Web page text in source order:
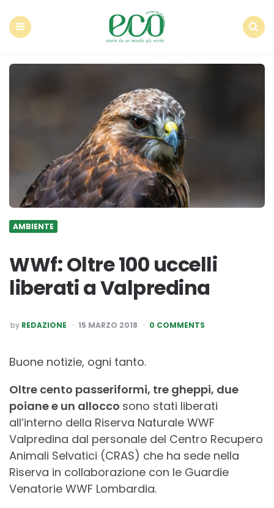
AMBIENTE
WWf: Oltre 100 uccelli
liberati a Valpredina
POSTED
BY
by REDAZIONE 15 MARZO 2018 0 COMMENTS
Buone notizie, ogni tanto.
Oltre cento passeriformi, tre gheppi, due
poiane e un allocco sono stati liberati
all’interno della Riserva Naturale WWF
Valpredina dal personale del Centro Recupero
Animali Selvatici (CRAS) che ha sede nella
Riserva in collaborazione con le Guardie
Venatorie WWF Lombardia.